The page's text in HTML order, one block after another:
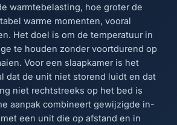
warmtebelasting, hoe groter de
warme momenten, vooral
Het doel is om de temperatuur in
te houden zonder voortdurend op
Voor een slaapkamer is het
dat de unit niet storend luidt en dat
niet rechtstreeks op het bed is
aanpak combineert gewijzigde in-
een unit die op afstand en in